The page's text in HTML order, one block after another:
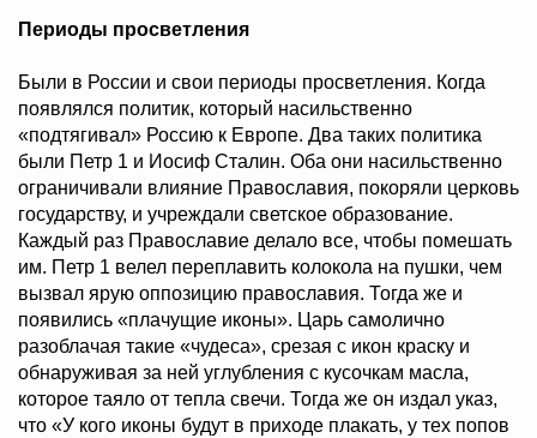
Периоды просветления
Были в России и свои периоды просветления. Когда
появлялся политик, который насильственно
«подтягивал» Россию к Европе. Два таких политика
были Петр 1 и Иосиф Сталин. Оба они насильственно
ограничивали влияние Православия, покоряли церковь
государству, и учреждали светское образование.
Каждый раз Православие делало все, чтобы помешать
им. Петр 1 велел переплавить колокола на пушки, чем
вызвал ярую оппозицию православия. Тогда же и
появились «плачущие иконы». Царь самолично
разоблачая такие «чудеса», срезая с икон краску и
обнаруживая за ней углубления с кусочкам масла,
которое таяло от тепла свечи. Тогда же он издал указ,
что «У кого иконы будут в приходе плакать, у тех попов